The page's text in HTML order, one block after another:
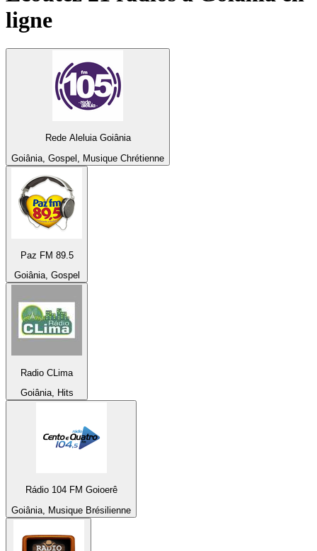
ligne
Rede Aleluia Goiânia
Goiânia, Gospel, Musique Chrétienne
Paz FM 89.5
Goiânia, Gospel
Radio CLima
Goiânia, Hits
Rádio 104 FM Goioerê
Goiânia, Musique Brésilienne